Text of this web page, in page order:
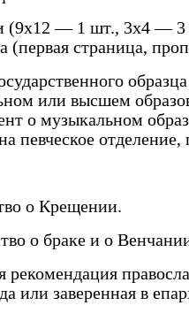
(9х12 — 1 шт., 3х4 — 3
(первая страница,
или высшем
о музыкальном
певческое
о Крещении.
о браке и о
рекомендация
или заверенная в